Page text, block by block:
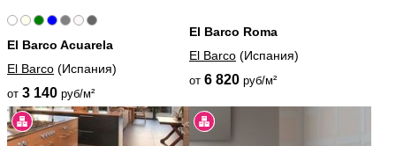
El Barco Acuarela
El Barco (Испания)
от 3 140 руб/м²
El Barco Roma
El Barco (Испания)
от 6 820 руб/м²